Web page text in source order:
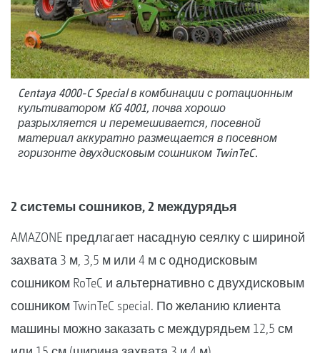
Centaya 4000-C Special в комбинации с ротационным
культиватором KG 4001, почва хорошо
разрыхляется и перемешивается, посевной
материал аккуратно размещается в посевном
горизонте двухдисковым сошником TwinTeC.
2 системы сошников, 2 междурядья
AMAZONE предлагает насадную сеялку с шириной
захвата 3 м, 3,5 м или 4 м с однодисковым
сошником RoTeC и альтернативно с двухдисковым
сошником TwinTeC special. По желанию клиента
машины можно заказать с междурядьем 12,5 см